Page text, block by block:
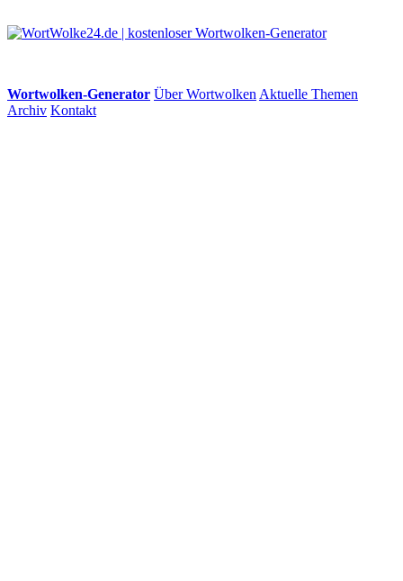
Wortwolken-Generator Über Wortwolken Aktuelle Themen
Archiv Kontakt